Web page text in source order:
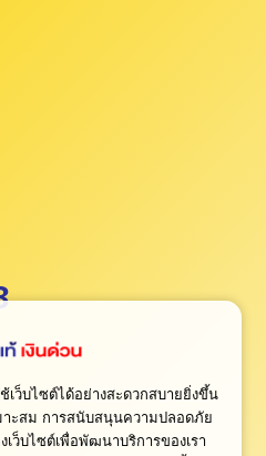
เว็บไซต์ได้อย่างสะดวกสบายยิ่งขึ้น
าะสม การสนับสนุนความปลอดภัย
เว็บไซต์เพื่อพัฒนาบริการของเรา